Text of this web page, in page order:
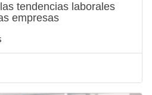
tendencias laborales
empresas